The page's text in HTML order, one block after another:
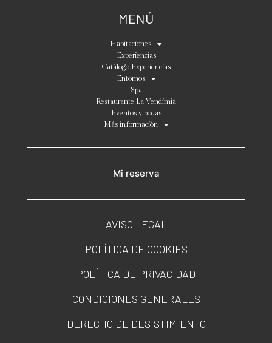
MENÚ
Habitaciones
Experiencias
Catálogo Experiencias
Entornos
Spa
Restaurante La Vendimia
Eventos y bodas
Más información
Mi reserva
AVISO LEGAL
POLÍTICA DE COOKIES
POLÍTICA DE PRIVACIDAD
CONDICIONES GENERALES
DERECHO DE DESISTIMIENTO